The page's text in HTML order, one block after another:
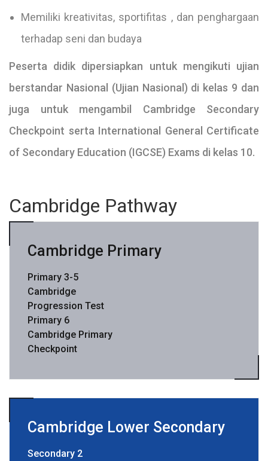
Memiliki kreativitas, sportifitas , dan penghargaan
terhadap seni dan budaya
Peserta didik dipersiapkan untuk mengikuti ujian
berstandar Nasional (Ujian Nasional) di kelas 9 dan
juga untuk mengambil Cambridge Secondary
Checkpoint serta International General Certificate
of Secondary Education (IGCSE) Exams di kelas 10.
Cambridge Pathway
Cambridge Primary
Primary 3-5
Cambridge
Progression Test
Primary 6
Cambridge Primary
Checkpoint
Cambridge Lower Secondary
Secondary 2